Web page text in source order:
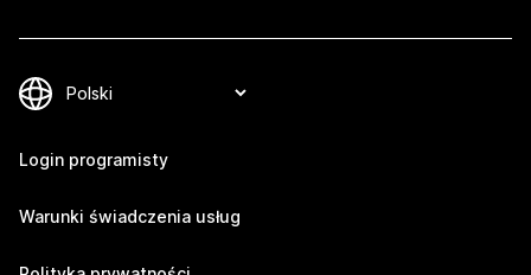
Login programisty
Warunki świadczenia usług